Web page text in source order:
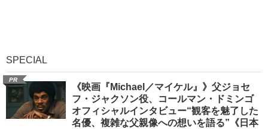
SPECIAL
PR
《映画『Michael／マイケル』》父ジョセ
フ・ジャクソン役、コールマン・ドミンゴ
オフィシャルインタビュー“観客を魅了した
名優、複雑な父親像への想いを語る”《日本